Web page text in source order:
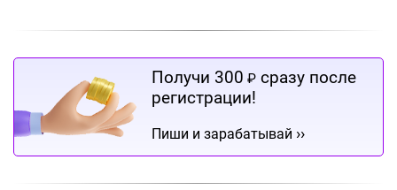
Получи 300 ₽ сразу после
регистрации!
Пиши и зарабатывай ››